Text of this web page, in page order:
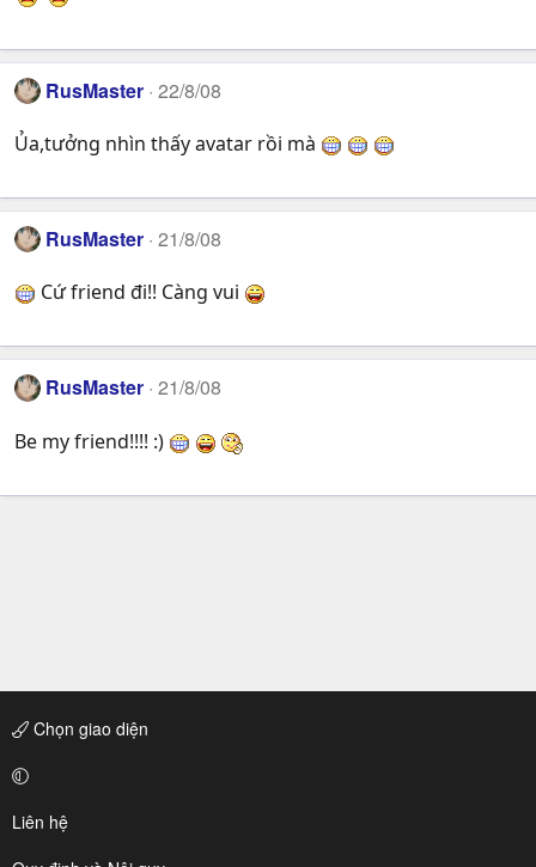
RusMaster 22/8/08
Ủa,tưởng nhìn thấy avatar rồi mà
RusMaster 21/8/08
Cứ friend đi!! Càng vui
RusMaster 21/8/08
Be my friend!!!! :)
Chọn giao diện
Liên hệ